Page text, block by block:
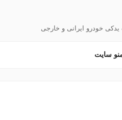
یدکی خودرو ایرانی و خارجی
سایت